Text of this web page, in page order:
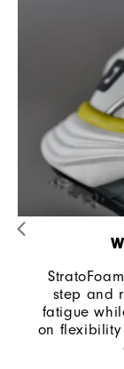
step and
fatigue
on